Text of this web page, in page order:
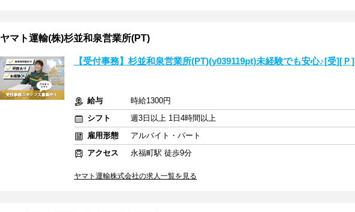
ヤマト運輸(株)杉並和泉営業所(PT)
【受付事務】杉並和泉営業所(PT)(y039119pt)未経験でも安心♪[受][Ｐ]
給与
時給1300円
シフト
週3日以上 1日4時間以上
雇用形態
アルバイト・パート
アクセス
永福町駅 徒歩9分
ヤマト運輸株式会社の求人一覧を見る